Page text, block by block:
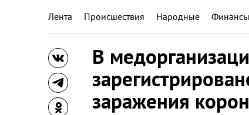
Лента Происшествия Народные Финансы
В
заражения